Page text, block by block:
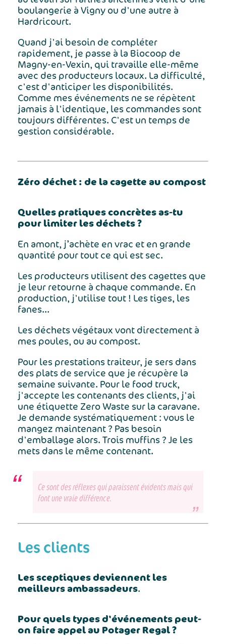
boulangerie à Vigny ou d'une autre à
Hardricourt.
Quand j'ai besoin de compléter
rapidement, je passe à la Biocoop de
Magny-en-Vexin, qui travaille elle-même
avec des producteurs locaux. La difficulté,
c'est d'anticiper les disponibilités.
Comme mes événements ne se répètent
jamais à l'identique, les commandes sont
toujours différentes. C'est un temps de
gestion considérable.
Zéro déchet : de la cagette au compost
Quelles pratiques concrètes as-tu
pour limiter les déchets ?
En amont, j’achète en vrac et en grande
quantité pour tout ce qui est sec.
Les producteurs utilisent des cagettes que
je leur retourne à chaque commande. En
production, j'utilise tout ! Les tiges, les
fanes...
Les déchets végétaux vont directement à
mes poules, ou au compost.
Pour les prestations traiteur, je sers dans
des plats de service que je récupère la
semaine suivante. Pour le food truck,
j'accepte les contenants des clients, j'ai
une étiquette Zero Waste sur la caravane.
Je demande systématiquement : vous le
mangez maintenant ? Pas besoin
d'emballage alors. Trois muffins ? Je les
mets dans le même contenant.
Ce sont des réflexes qui paraissent évidents mais qui
font une vraie différence.
Les clients
Les sceptiques deviennent les
meilleurs ambassadeurs.
Pour quels types d'événements peut-
on faire appel au Potager Regal ?